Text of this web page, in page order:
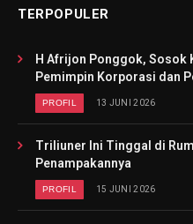
TERPOPULER
H Afrijon Ponggok,
Pemimpin Korporasi dan
PROFIL 13 JUNI 2026
Triliuner Ini Tinggal di
Penampakannya
PROFIL 15 JUNI 2026